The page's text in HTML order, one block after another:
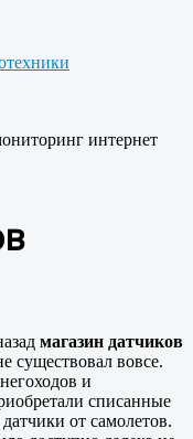
интернет
магазин датчиков
существовал вовсе.
и
списанные
от самолетов.